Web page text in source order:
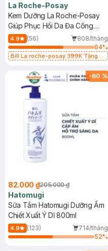
La Roche-Posay
Kem Dưỡng La Roche-Posay
Giúp Phục Hồi Da Đa Công
Dụng 40ml
4.9 (56)
808/tháng
64%
Bill La roche-posay 399K Tặng
(SL có hạn)
-60 %
82.000 ₫205.000 ₫
Hatomugi
Sữa Tắm Hatomugi Dưỡng Ẩm
Chiết Xuất Ý Dĩ 800ml
4.9 (123)
714/tháng
52%